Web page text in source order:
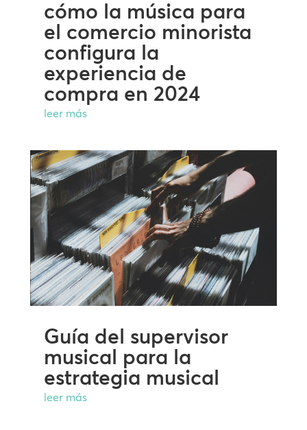
cómo la música para
el comercio minorista
configura la
experiencia de
compra en 2024
leer más
Guía del supervisor
musical para la
estrategia musical
leer más